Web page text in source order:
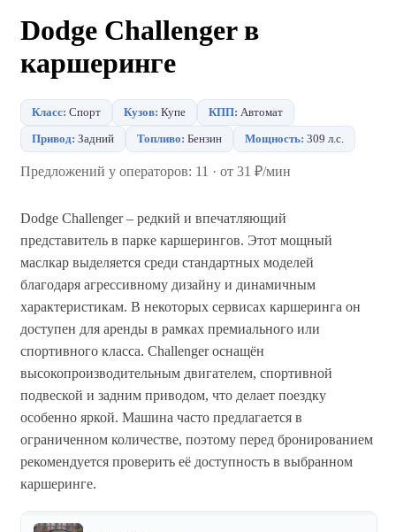
Dodge Challenger в
каршеринге
Класс: Спорт Кузов: Купе КПП: Автомат
Привод: Задний Топливо: Бензин Мощность: 309 л.с.
Предложений у операторов: 11 · от 31 ₽/мин
Dodge Challenger – редкий и впечатляющий
представитель в парке каршерингов. Этот мощный
маслкар выделяется среди стандартных моделей
благодаря агрессивному дизайну и динамичным
характеристикам. В некоторых сервисах каршеринга он
доступен для аренды в рамках премиального или
спортивного класса. Challenger оснащён
высокопроизводительным двигателем, спортивной
подвеской и задним приводом, что делает поездку
особенно яркой. Машина часто предлагается в
ограниченном количестве, поэтому перед бронированием
рекомендуется проверить её доступность в выбранном
каршеринге.